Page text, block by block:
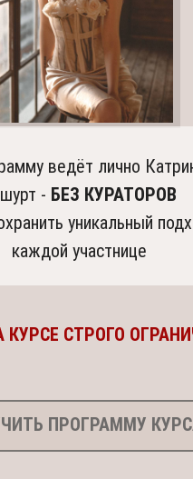
КУРСЕ СТРОГО
ведёт лично
- БЕЗ КУРАТОРОВ
уникальный
каждой участнице
ПРОГРАММУ